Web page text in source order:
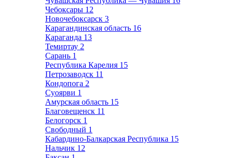
Чебоксары 12
Новочебоксарск 3
Карагандинская область 16
Караганда 13
Темиртау 2
Сарань 1
Республика Карелия 15
Петрозаводск 11
Кондопога 2
Суоярви 1
Амурская область 15
Благовещенск 11
Белогорск 1
Свободный 1
Кабардино-Балкарская Республика 15
Нальчик 12